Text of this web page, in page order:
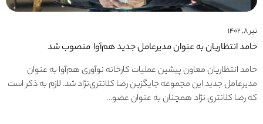
تیر ۸, ۱۴۰۲
حامد انتظاریان به عنوان مدیرعامل جدید هم‌آوا منصوب شد
حامد انتظاریان معاون پیشین عملیات کارخانه نوآوری هم‌آوا به عنوان
مدیرعامل جدید این مجموعه جایگزین رضا کلانتری‌نژاد شد. لازم به ذکر است
که رضا کلانتری نژاد همچنان به عنوان عضو…